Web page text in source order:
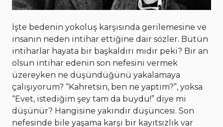
İşte bedenin yokoluş karşısında gerilemesine ve
insanın neden intihar ettiğine dair sözler. Bütün
intiharlar hayata bir başkaldırı mıdır peki? Bir an
olsun intihar edenin son nefesini vermek
üzereyken ne düşündüğünü yakalamaya
çalışıyorum? “Kahretsin, ben ne yaptım?”, yoksa
“Evet, istediğim şey tam da buydu!” diye mi
düşünür? Hangisine yakındır düşüncesi. Son
nefesinde bile yaşama karşı bir kayıtsızlık var